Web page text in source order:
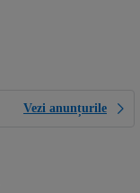
Vezi anunțurile